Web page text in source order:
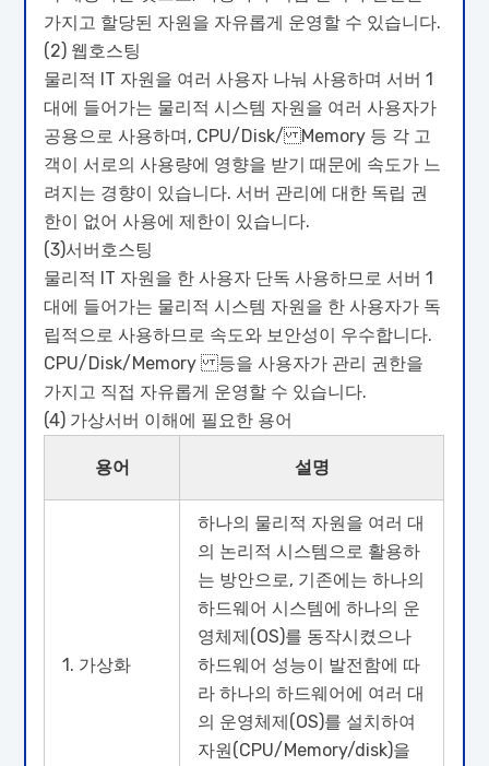
가지고 할당된 자원을 자유롭게 운영할 수 있습니다.
(2) 웹호스팅
물리적 IT 자원을 여러 사용자 나눠 사용하며 서버 1
대에 들어가는 물리적 시스템 자원을 여러 사용자가
공용으로 사용하며, CPU/Disk/ Memory 등 각 고
객이 서로의 사용량에 영향을 받기 때문에 속도가 느
려지는 경향이 있습니다. 서버 관리에 대한 독립 권
한이 없어 사용에 제한이 있습니다.
(3)서버호스팅
물리적 IT 자원을 한 사용자 단독 사용하므로 서버 1
대에 들어가는 물리적 시스템 자원을 한 사용자가 독
립적으로 사용하므로 속도와 보안성이 우수합니다.
CPU/Disk/Memory 등을 사용자가 관리 권한을
가지고 직접 자유롭게 운영할 수 있습니다.
(4) 가상서버 이해에 필요한 용어
용어 설명
1. 가상화
하나의 물리적 자원을 여러 대
의 논리적 시스템으로 활용하
는 방안으로, 기존에는 하나의
하드웨어 시스템에 하나의 운
영체제(OS)를 동작시켰으나
하드웨어 성능이 발전함에 따
라 하나의 하드웨어에 여러 대
의 운영체제(OS)를 설치하여
자원(CPU/Memory/disk)을